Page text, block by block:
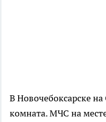
В Новочебоксарске
комната. МЧС на